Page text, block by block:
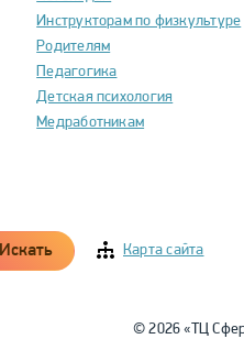
Инструкторам по физкультуре
Родителям
Педагогика
Детская психология
Медработникам
Искать Карта сайта
© 2026 «ТЦ